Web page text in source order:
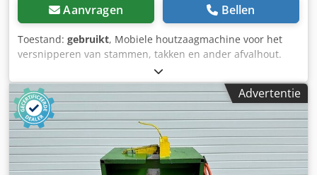
Aanvragen Bellen
Toestand: gebruikt, Mobiele houtzaagmachine voor het
versnipperen van stammen, takken en ander afvalhout.
Chjdpjzryt Sofx Ag Esa Technische specificaties: - Lengte:
950 mm - Breedte: 600 mm - Zaaghoogte: ca. 60 mm -
Motor: 2,2 kW - Aansluiting: 16 A / 400 V
Advertentie